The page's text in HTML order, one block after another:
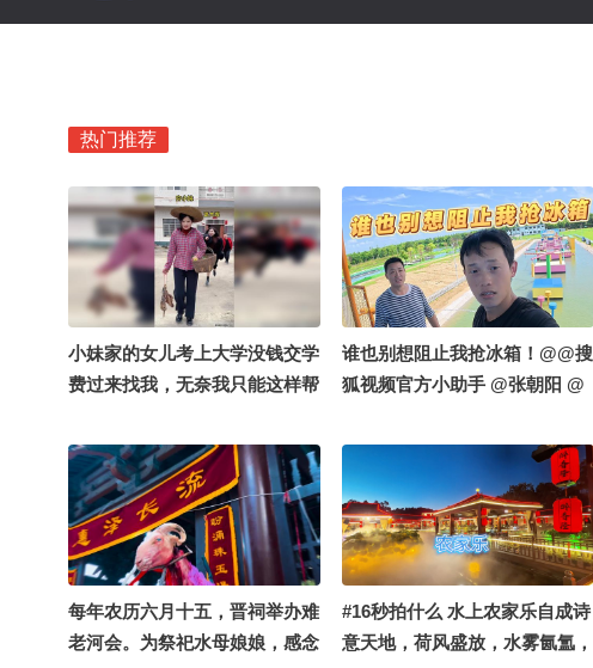
热门推荐
小妹家的女儿考上大学没钱交学
费过来找我，无奈我只能这样帮
#夏日清凉计划
谁也别想阻止我抢冰箱！@@搜
狐视频官方小助手 @张朝阳 @
乐 @搜狐体育
每年农历六月十五，晋祠举办难
老河会。为祭祀水母娘娘，感念
#16秒拍什么 水上农家乐自成诗
意天地，荷风盛放，水雾氤氲，